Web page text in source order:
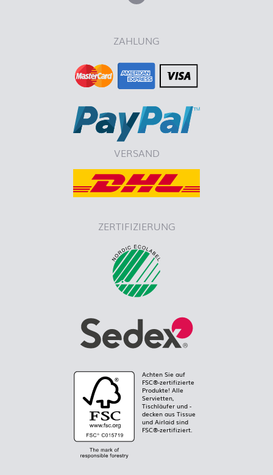
ZAHLUNG
VERSAND
ZERTIFIZIERUNG
Achten Sie auf
FSC®-zertifizierte
Produkte! Alle
Servietten,
Tischläufer und -
decken aus Tissue
und Airlaid sind
FSC®-zertifiziert.